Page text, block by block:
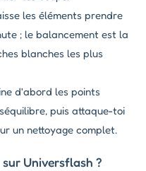
les éléments prendre
; le balancement est la
blanches les plus
d'abord les points
puis attaque-toi
un nettoyage complet.
Universflash ?